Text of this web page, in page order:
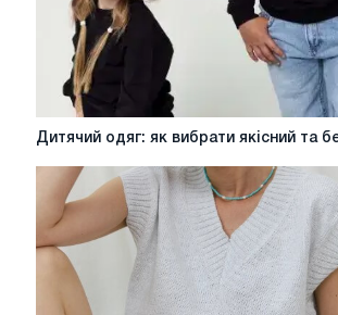
Дитячий
вибрати
якісний
та
безпечний
Дитячий одяг: як вибрати якісний та